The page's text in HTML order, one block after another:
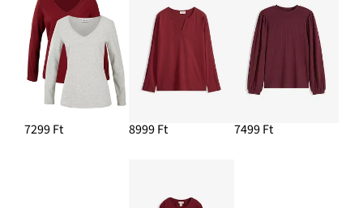
7299 Ft 8999 Ft 7499 Ft